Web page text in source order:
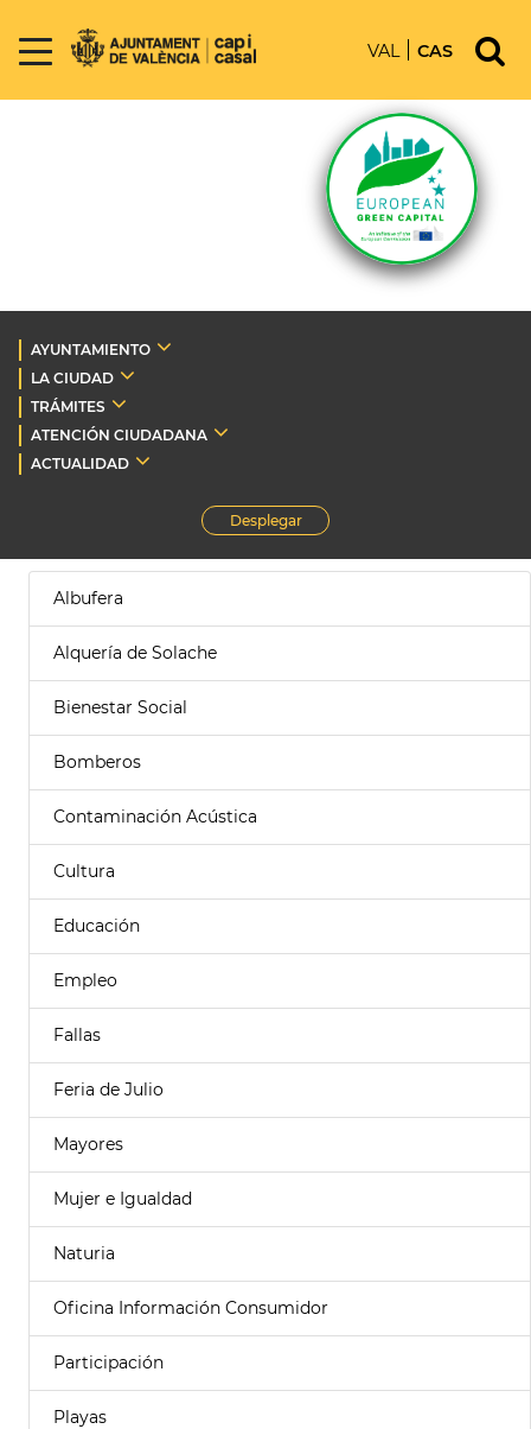
VAL CAS
AYUNTAMIENTO
LA CIUDAD
TRÁMITES
ATENCIÓN CIUDADANA
ACTUALIDAD
Desplegar
Albufera
Alquería de Solache
Bienestar Social
Bomberos
Contaminación Acústica
Cultura
Educación
Empleo
Fallas
Feria de Julio
Mayores
Mujer e Igualdad
Naturia
Oficina Información Consumidor
Participación
Playas